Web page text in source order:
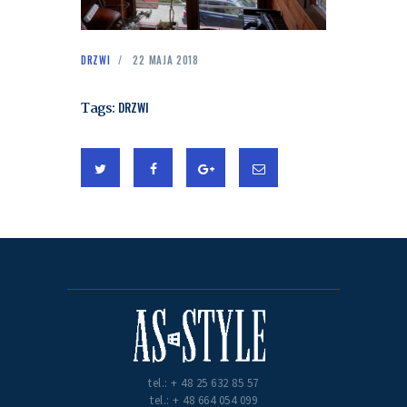
DRZWI 22 MAJA 2018
Tags: DRZWI
tel.: + 48 25 632 85 57
tel.: + 48 664 054 099